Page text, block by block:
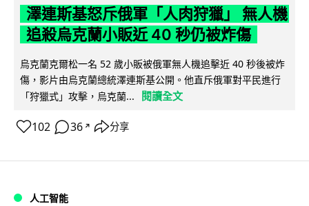
澤連斯基怒斥俄軍「人肉狩獵」 無人機
追殺烏克蘭小販近 40 秒仍被炸傷
烏克蘭克爾松一名 52 歲小販被俄軍無人機追擊近 40 秒後被炸
傷，影片由烏克蘭總統澤連斯基公開。他直斥俄軍對平民進行
「狩獵式」攻擊，烏克蘭...
閱讀全文
102 36 ↗ 分享
人工智能